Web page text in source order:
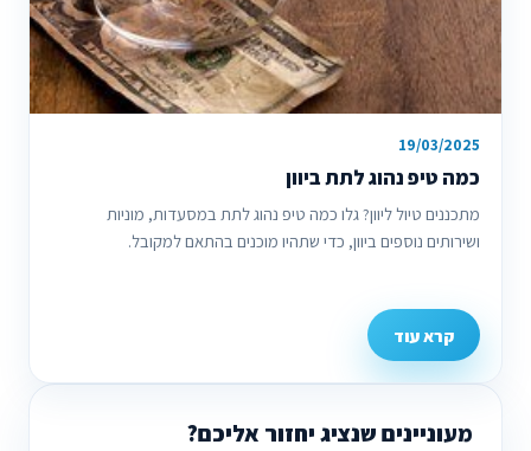
19/03/2025
כמה טיפ נהוג לתת ביוון
מתכננים טיול ליוון? גלו כמה טיפ נהוג לתת במסעדות, מוניות
ושירותים נוספים ביוון, כדי שתהיו מוכנים בהתאם למקובל.
קרא עוד
מעוניינים שנציג יחזור אליכם?